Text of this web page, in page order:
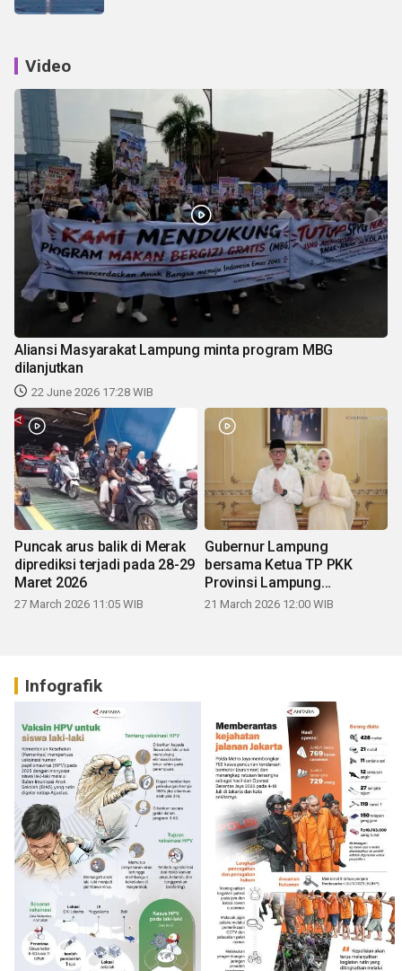
Video
Aliansi Masyarakat Lampung minta program MBG
dilanjutkan
22 June 2026 17:28 WIB
Puncak arus balik di Merak
diprediksi terjadi pada 28-29
Maret 2026
27 March 2026 11:05 WIB
Gubernur Lampung
bersama Ketua TP PKK
Provinsi Lampung
mengucapkan Selamat Hari
21 March 2026 12:00 WIB
Infografik